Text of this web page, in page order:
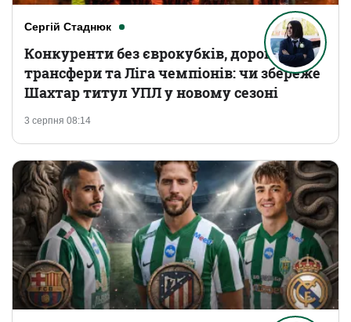
Сергій Стаднюк
3 серпня 08:14
Конкуренти без єврокубків, дорогі
трансфери та Ліга чемпіонів: чи збереже
Шахтар титул УПЛ у новому сезоні